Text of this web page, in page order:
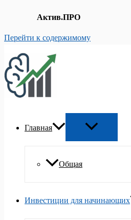
Актив.ПРО
Перейти к содержимому
Главная
Общая
Инвестиции для начинающих